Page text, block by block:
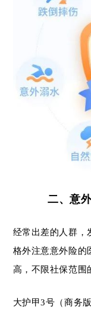
二、意
经常出差的人群，
格外注意意外险的
高，不限社保范围
大护甲3号（商务版